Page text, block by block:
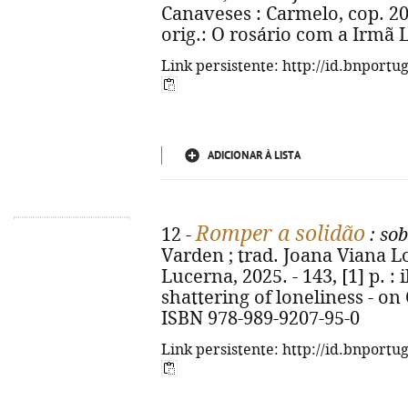
Canaveses : Carmelo, cop.
orig.: O rosário com a Irmã
Link persistente: http://
ADICIONAR À LISTA
12 -Romper a solidão :
Varden ; trad. Joana Viana
Lucerna, 2025. - 143, [1] p. :
shattering of loneliness -
ISBN 978-989-9207-95-0
Link persistente: http://